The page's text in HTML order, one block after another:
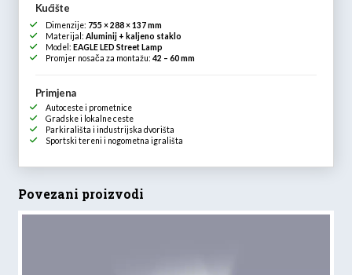
Kućište
Dimenzije: 755 × 288 × 137 mm
Materijal: Aluminij + kaljeno staklo
Model: EAGLE LED Street Lamp
Promjer nosača za montažu: 42 – 60 mm
Primjena
Autoceste i prometnice
Gradske i lokalne ceste
Parkirališta i industrijska dvorišta
Sportski tereni i nogometna igrališta
Povezani proizvodi